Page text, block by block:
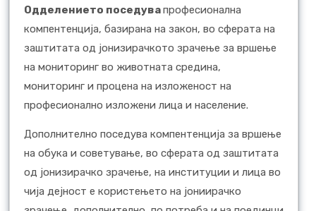
Одделението поседувапрофесионална
компентенција, базирана на закон, во сферата на
заштитата од јонизирачкото зрачење за вршење
на мониторинг во животната средина,
мониторинг и процена на изложеност на
професионално изложени лица и население.
Дополнително поседува компентенција за вршење
на обука и советување, во сферата од заштитата
од јонизирачко зрачење, на институции и лица во
чија дејност е користењето на јониирачко